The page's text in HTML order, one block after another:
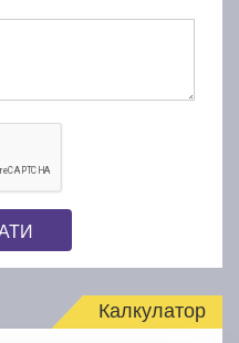
Калкулатор